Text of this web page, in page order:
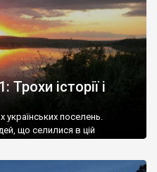
історії і
поселень.
що селилися в цій